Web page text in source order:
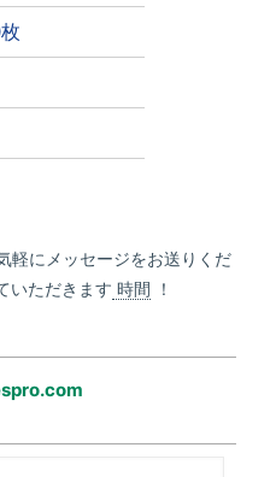
軽にメッセージをお送りくだ
いただきます 時間 ！